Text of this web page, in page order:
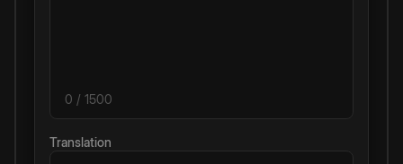
0 / 1500
Translation